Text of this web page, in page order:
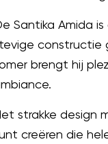
Santika Amida
constructie
brengt hij
strakke design
creëren die